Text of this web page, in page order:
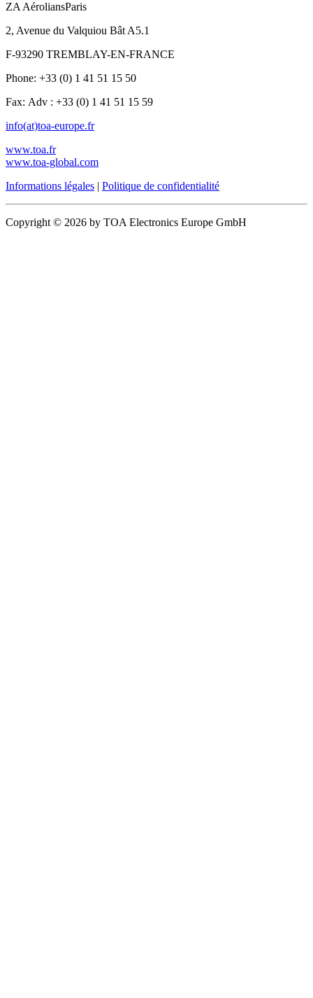
ZA AéroliansParis
2, Avenue du Valquiou Bât A5.1
F-93290 TREMBLAY-EN-FRANCE
Phone: +33 (0) 1 41 51 15 50
Fax: Adv : +33 (0) 1 41 51 15 59
info(at)toa-europe.fr
www.toa.fr
www.toa-global.com
Informations légales | Politique de confidentialité
Copyright © 2026 by TOA Electronics Europe GmbH